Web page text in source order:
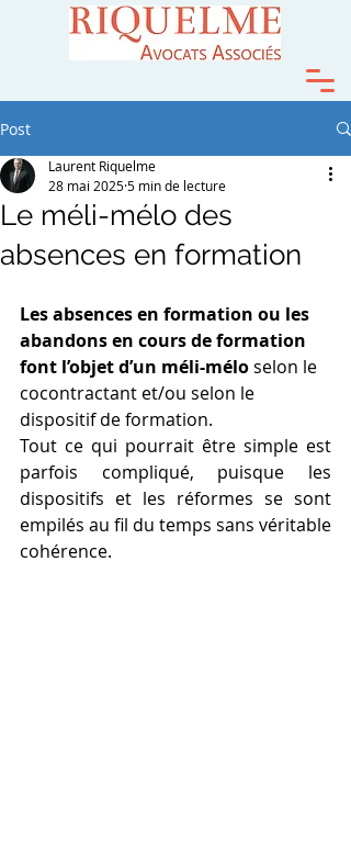
Post
Le méli-mélo des
absences en formation
Laurent Riquelme
28 mai 20255 min de lecture
Les absences en formation ou les
abandons en cours de formation
font l’objet d’un méli-mélo selon le
cocontractant et/ou selon le
dispositif de formation.
Tout ce qui pourrait être simple est
parfois compliqué, puisque les
dispositifs et les réformes se sont
empilés au fil du temps sans véritable
cohérence.